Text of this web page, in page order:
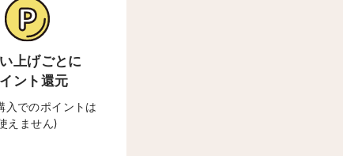
上げごとに
ント還元
でのポイントは
えません)